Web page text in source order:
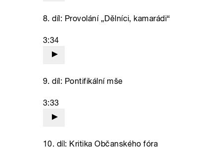
8. díl: Provolání „Dělníci, kamarádi“
3:34
9. díl: Pontifikální mše
3:33
10. díl: Kritika Občanského fóra